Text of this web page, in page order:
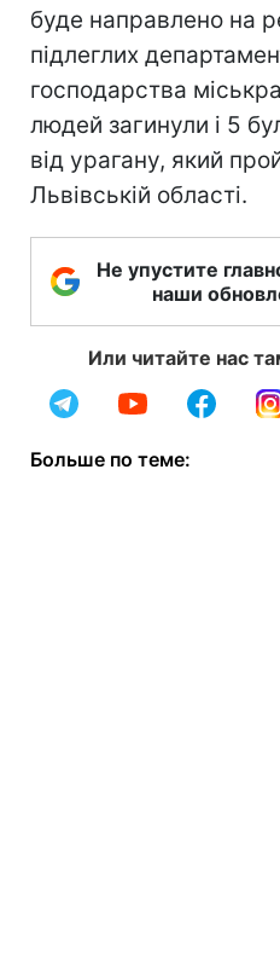
буде направлено на
підлеглих
господарства
людей загинули і 5
від урагану, який
Львівській області.
Не упустите
наши
Или читайте нас
Больше по теме: